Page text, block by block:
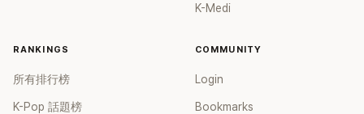
K-Medi
RANKINGS
所有排行榜
K-Pop 話題榜
COMMUNITY
Login
Bookmarks